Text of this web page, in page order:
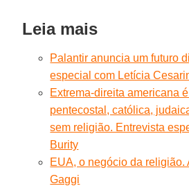
Leia mais
Palantir anuncia um futuro
especial com Letícia
Extrema-direita americana
pentecostal, católica,
sem religião. Entrevista
Burity
EUA, o negócio da religião.
Gaggi